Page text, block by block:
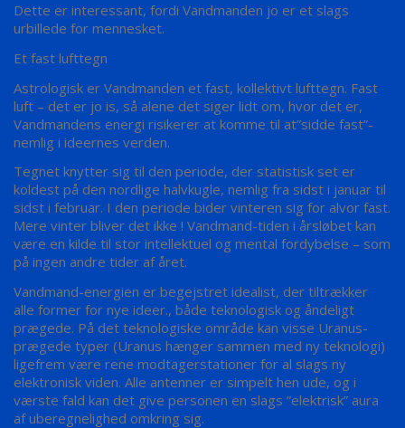
Dette er interessant, fordi Vandmanden jo er et slags
urbillede for mennesket.
Et fast lufttegn
Astrologisk er Vandmanden et fast, kollektivt lufttegn. Fast
luft – det er jo is, så alene det siger lidt om, hvor det er,
Vandmandens energi risikerer at komme til at”sidde fast”-
nemlig i ideernes verden.
Tegnet knytter sig til den periode, der statistisk set er
koldest på den nordlige halvkugle, nemlig fra sidst i januar til
sidst i februar. I den periode bider vinteren sig for alvor fast.
Mere vinter bliver det ikke ! Vandmand-tiden i årsløbet kan
være en kilde til stor intellektuel og mental fordybelse – som
på ingen andre tider af året.
Vandmand-energien er begejstret idealist, der tiltrækker
alle former for nye ideer., både teknologisk og åndeligt
prægede. På det teknologiske område kan visse Uranus-
prægede typer (Uranus hænger sammen med ny teknologi)
ligefrem være rene modtagerstationer for al slags ny
elektronisk viden. Alle antenner er simpelt hen ude, og i
værste fald kan det give personen en slags ”elektrisk” aura
af uberegnelighed omkring sig.